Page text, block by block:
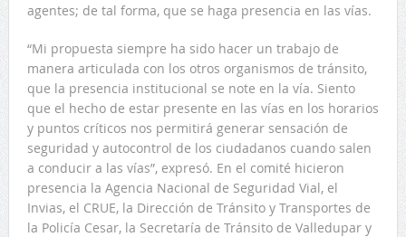
agentes; de tal forma, que se haga presencia en las vías.
“Mi propuesta siempre ha sido hacer un trabajo de
manera articulada con los otros organismos de tránsito,
que la presencia institucional se note en la vía. Siento
que el hecho de estar presente en las vías en los horarios
y puntos críticos nos permitirá generar sensación de
seguridad y autocontrol de los ciudadanos cuando salen
a conducir a las vías”, expresó. En el comité hicieron
presencia la Agencia Nacional de Seguridad Vial, el
Invias, el CRUE, la Dirección de Tránsito y Transportes de
la Policía Cesar, la Secretaría de Tránsito de Valledupar y